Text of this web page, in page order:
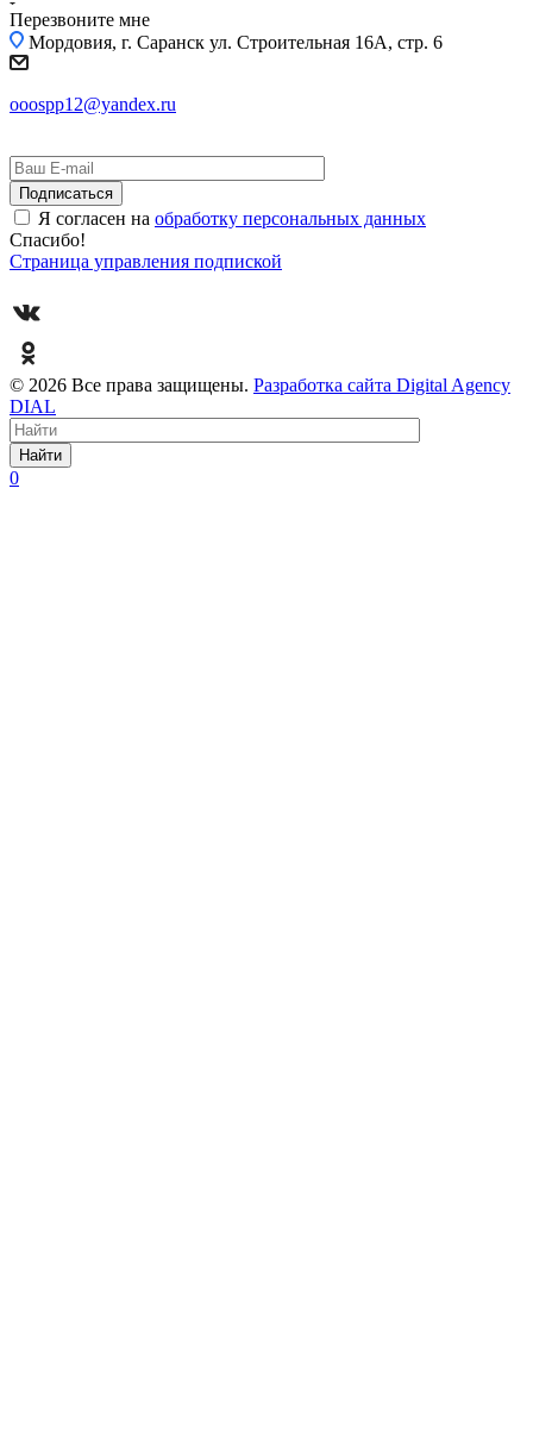
Перезвоните мне
Мордовия, г. Саранск ул. Строительная 16A, стр. 6
ooospp12@yandex.ru
Я согласен на обработку персональных данных
Спасибо!
Страница управления подпиской
© 2026 Все права защищены. Разработка сайта Digital Agency
DIAL
Найти
0